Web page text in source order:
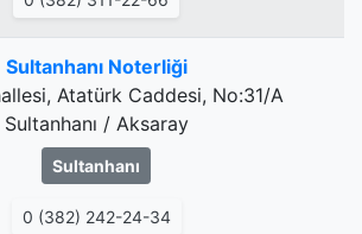
Sultanhanı Noterliği
Atatürk Caddesi, No:31/A
Sultanhanı / Aksaray
Sultanhanı
0 (382) 242-24-34